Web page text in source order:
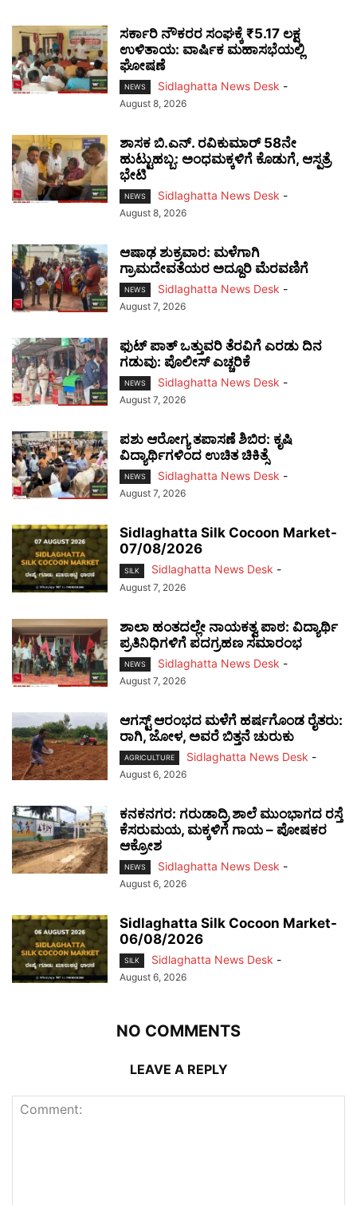
ಸರ್ಕಾರಿ ನೌಕರರ ಸಂಘಕ್ಕೆ ₹5.17 ಲಕ್ಷ
ಉಳಿತಾಯ: ವಾರ್ಷಿಕ ಮಹಾಸಭೆಯಲ್ಲಿ
ಘೋಷಣೆ
NEWS Sidlaghatta News Desk -
August 8, 2026
ಶಾಸಕ ಬಿ.ಎನ್. ರವಿಕುಮಾರ್ 58ನೇ
ಹುಟ್ಟುಹಬ್ಬ: ಅಂಧಮಕ್ಕಳಿಗೆ ಕೊಡುಗೆ, ಆಸ್ಪತ್ರೆ
ಭೇಟಿ
NEWS Sidlaghatta News Desk -
August 8, 2026
ಆಷಾಢ ಶುಕ್ರವಾರ: ಮಳೆಗಾಗಿ
ಗ್ರಾಮದೇವತೆಯರ ಅದ್ದೂರಿ ಮೆರವಣಿಗೆ
NEWS Sidlaghatta News Desk -
August 7, 2026
ಫುಟ್‌ ಪಾತ್ ಒತ್ತುವರಿ ತೆರವಿಗೆ ಎರಡು ದಿನ
ಗಡುವು: ಪೊಲೀಸ್ ಎಚ್ಚರಿಕೆ
NEWS Sidlaghatta News Desk -
August 7, 2026
ಪಶು ಆರೋಗ್ಯ ತಪಾಸಣೆ ಶಿಬಿರ: ಕೃಷಿ
ವಿದ್ಯಾರ್ಥಿಗಳಿಂದ ಉಚಿತ ಚಿಕಿತ್ಸೆ
NEWS Sidlaghatta News Desk -
August 7, 2026
Sidlaghatta Silk Cocoon Market-
07/08/2026
SILK Sidlaghatta News Desk -
August 7, 2026
ಶಾಲಾ ಹಂತದಲ್ಲೇ ನಾಯಕತ್ವ ಪಾಠ: ವಿದ್ಯಾರ್ಥಿ
ಪ್ರತಿನಿಧಿಗಳಿಗೆ ಪದಗ್ರಹಣ ಸಮಾರಂಭ
NEWS Sidlaghatta News Desk -
August 7, 2026
ಆಗಸ್ಟ್ ಆರಂಭದ ಮಳೆಗೆ ಹರ್ಷಗೊಂಡ ರೈತರು:
ರಾಗಿ, ಜೋಳ, ಅವರೆ ಬಿತ್ತನೆ ಚುರುಕು
AGRICULTURE Sidlaghatta News Desk -
August 6, 2026
ಕನಕನಗರ: ಗರುಡಾದ್ರಿ ಶಾಲೆ ಮುಂಭಾಗದ ರಸ್ತೆ
ಕೆಸರುಮಯ, ಮಕ್ಕಳಿಗೆ ಗಾಯ – ಪೋಷಕರ
ಆಕ್ರೋಶ
NEWS Sidlaghatta News Desk -
August 6, 2026
Sidlaghatta Silk Cocoon Market-
06/08/2026
SILK Sidlaghatta News Desk -
August 6, 2026
NO COMMENTS
LEAVE A REPLY